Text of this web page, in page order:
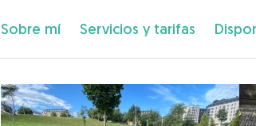
Sobre mí Servicios y tarifas